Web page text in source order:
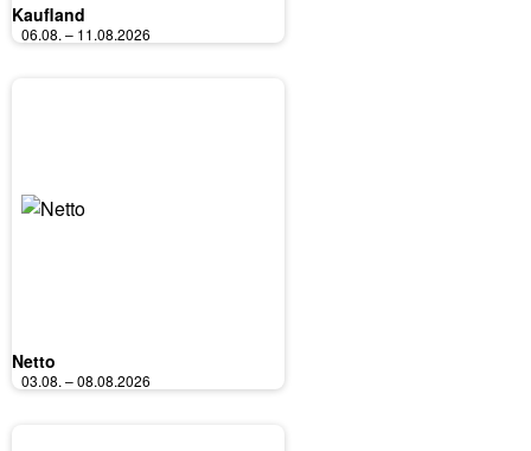
Kaufland
06.08. – 11.08.2026
Netto
03.08. – 08.08.2026